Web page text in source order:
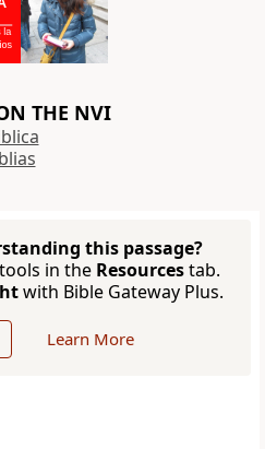
THE NVI
this passage?
in the Resourcestab.
with Bible Gateway Plus.
Learn More